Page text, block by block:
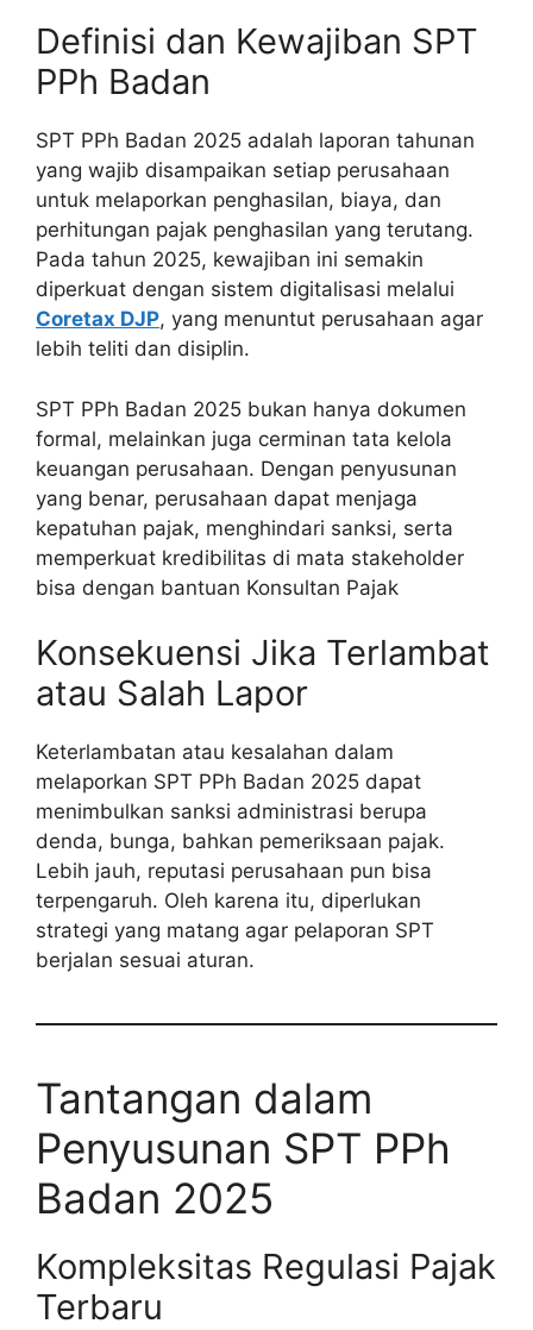
Definisi dan Kewajiban SPT
PPh Badan
SPT PPh Badan 2025 adalah laporan tahunan
yang wajib disampaikan setiap perusahaan
untuk melaporkan penghasilan, biaya, dan
perhitungan pajak penghasilan yang terutang.
Pada tahun 2025, kewajiban ini semakin
diperkuat dengan sistem digitalisasi melalui
Coretax DJP, yang menuntut perusahaan agar
lebih teliti dan disiplin.
SPT PPh Badan 2025 bukan hanya dokumen
formal, melainkan juga cerminan tata kelola
keuangan perusahaan. Dengan penyusunan
yang benar, perusahaan dapat menjaga
kepatuhan pajak, menghindari sanksi, serta
memperkuat kredibilitas di mata stakeholder
bisa dengan bantuan Konsultan Pajak
Konsekuensi Jika Terlambat
atau Salah Lapor
Keterlambatan atau kesalahan dalam
melaporkan SPT PPh Badan 2025 dapat
menimbulkan sanksi administrasi berupa
denda, bunga, bahkan pemeriksaan pajak.
Lebih jauh, reputasi perusahaan pun bisa
terpengaruh. Oleh karena itu, diperlukan
strategi yang matang agar pelaporan SPT
berjalan sesuai aturan.
Tantangan dalam
Penyusunan SPT PPh
Badan 2025
Kompleksitas Regulasi Pajak
Terbaru